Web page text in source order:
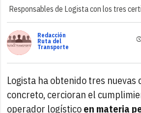
Responsables de Logista con los tres
Redacción
Ruta del
Transporte
Logista ha obtenido tres nuevas
concreto, cercioran el
operador logísticoen materia